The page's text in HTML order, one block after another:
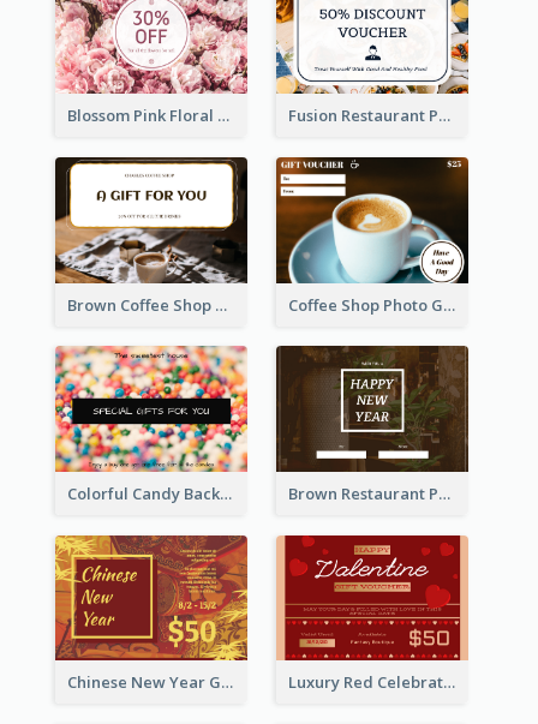
Blossom Pink Floral Photo Flower Shop Gift Card Fusion Restaurant Photo Food Discount Gift Card
Brown Coffee Shop Photo Gift For You Gift Card Coffee Shop Photo Gift Card For Coffee
Colorful Candy Background Special Gift Card Brown Restaurant Photo New Year Gift Card
Chinese New Year Gift Card With Decorations Luxury Red Celebration Gift Card Template Design